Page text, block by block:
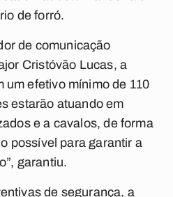
de forró.
de comunicação
Cristóvão Lucas, a
um efetivo mínimo de 110
estarão atuando em
e a cavalos, de forma
possível para garantir a
garantiu.
de segurança, a